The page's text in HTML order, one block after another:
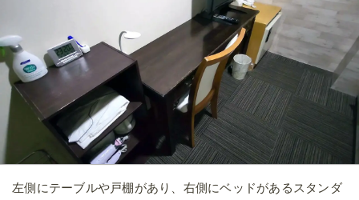
左側にテーブルや戸棚があり、右側にベッドがあるスタンダ